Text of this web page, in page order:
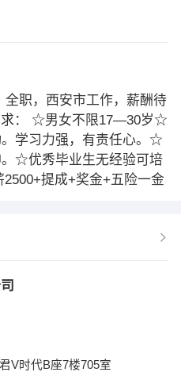
职，西安市工作，薪酬待
求： ☆男女不限17—30岁☆
学习力强，有责任心。☆
☆优秀毕业生无经验可培
提成+奖金+五险一金
V时代B座7楼705室